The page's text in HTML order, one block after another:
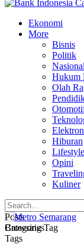
Ekonomi
More
Bisnis
Politik
Nasional
Hukum
Olah
Hiburan
Lifestyle
Opini
Kuliner
Posts
Categories
Tags
Browsing Tag